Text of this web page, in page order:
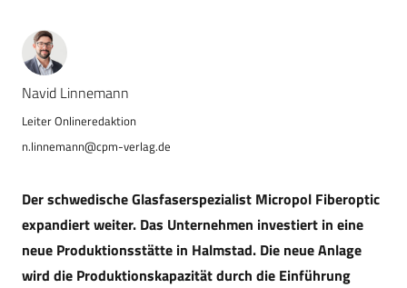
Navid Linnemann
n.linnemann@cpm-verlag.de
Der schwedische Glasfaserspezialist Micropol Fiberoptic
expandiert weiter. Das Unternehmen investiert in eine
neue Produktionsstätte in Halmstad. Die neue Anlage
wird die Produktionskapazität durch die Einführung